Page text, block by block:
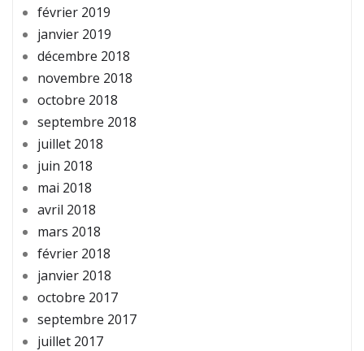
février 2019
janvier 2019
décembre 2018
novembre 2018
octobre 2018
septembre 2018
juillet 2018
juin 2018
mai 2018
avril 2018
mars 2018
février 2018
janvier 2018
octobre 2017
septembre 2017
juillet 2017